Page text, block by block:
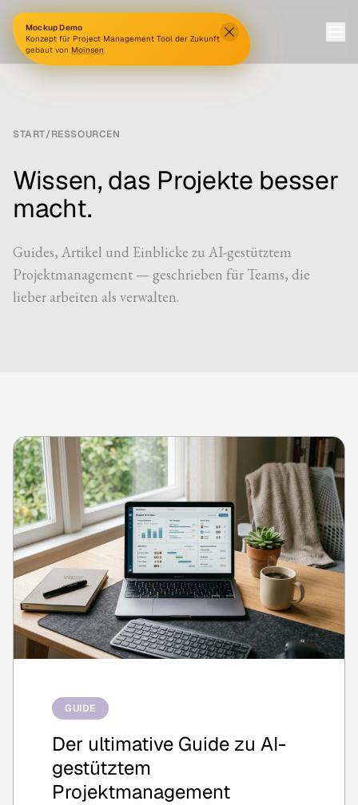
TAKT
START/RESSOURCEN
Wissen, das Projekte besser
macht.
Guides, Artikel und Einblicke zu AI-gestütztem
Projektmanagement — geschrieben für Teams, die
lieber arbeiten als verwalten.
GUIDE
Der ultimative Guide zu AI-
gestütztem
Projektmanagement
Mockup Demo
Konzept für Project Management Tool der Zukunft
gebaut von Moinsen